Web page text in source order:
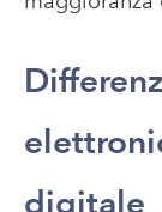
digitale